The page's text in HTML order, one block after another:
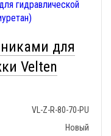
для
Velten
VL-Z-R-80-70-PU
Новый